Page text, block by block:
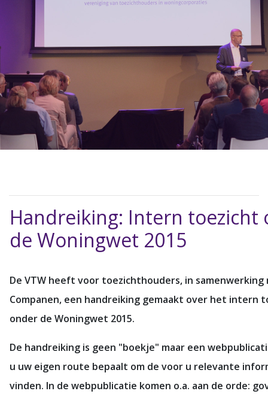
Handreiking: Intern toezicht
de Woningwet 2015
De VTW heeft voor toezichthouders, in samenwerking
Companen, een handreiking gemaakt over het intern
onder de Woningwet 2015.
De handreiking is geen "boekje" maar een
u uw eigen route bepaalt om de voor u relevante
vinden​. In de webpublicatie komen o.a. aan de orde: